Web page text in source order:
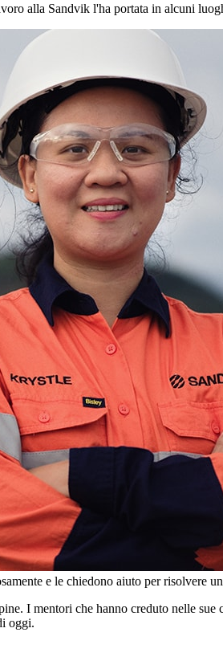
alla Sandvik l'ha portata in alcuni
e le chiedono aiuto per risolvere
I mentori che hanno creduto nelle
oggi.